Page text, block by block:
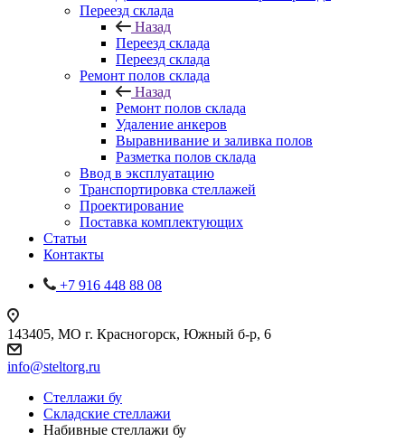
Переезд склада
Назад
Переезд склада
Переезд склада
Ремонт полов склада
Назад
Ремонт полов склада
Удаление анкеров
Выравнивание и заливка полов
Разметка полов склада
Ввод в эксплуатацию
Транспортировка стеллажей
Проектирование
Поставка комплектующих
Статьи
Контакты
+7 916 448 88 08
143405, МО г. Красногорск, Южный б-р, 6
info@steltorg.ru
Cтеллажи бу
Складские стеллажи
Набивные стеллажи бу